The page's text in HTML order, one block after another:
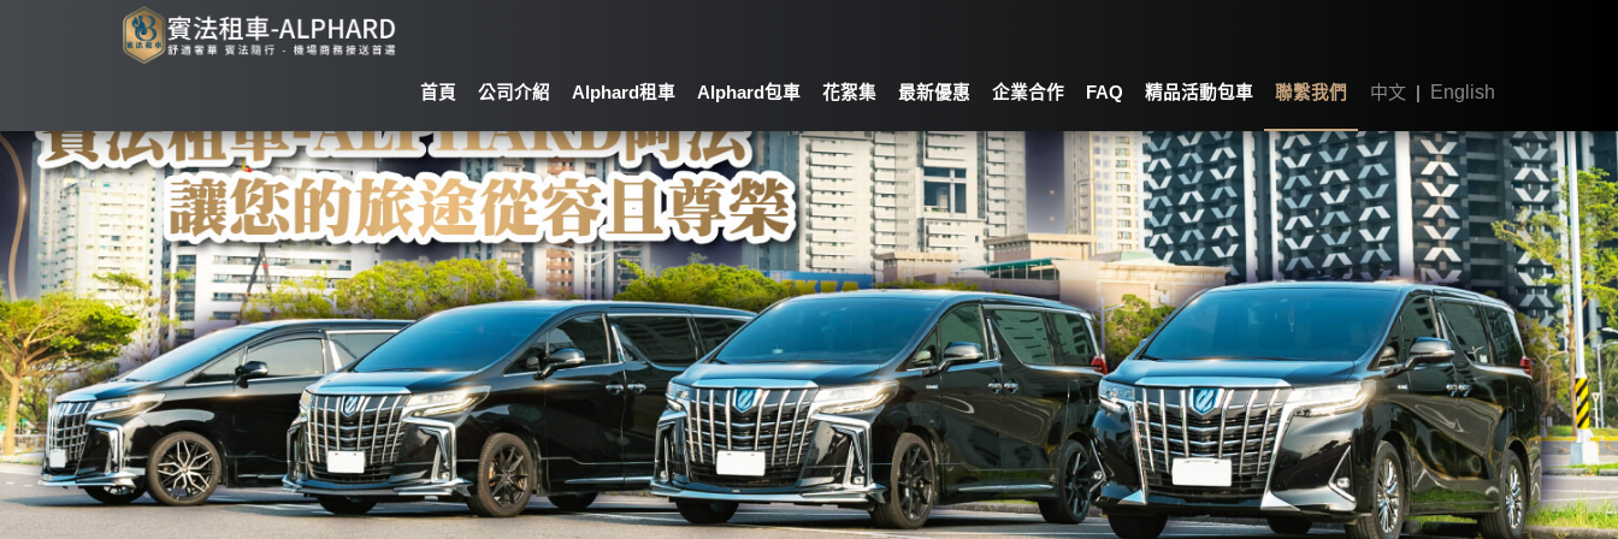
首頁 公司介紹 Alphard租車 Alphard包車 花絮集 最新優惠 企業合作 FAQ 精品活動包車 聯繫我們 中文 | English